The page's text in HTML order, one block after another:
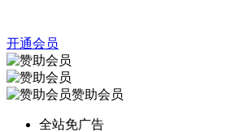
开通会员
赞助会员
全站免广告